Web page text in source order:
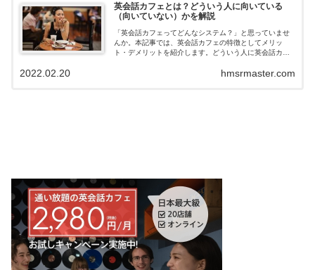
英会話カフェとは？どういう人に向いている
（向いていない）かを解説
「英会話カフェってどんなシステム？」と思っていませ
んか。本記事では、英会話カフェの特徴としてメリッ
ト・デメリットを紹介します。どういう人に英会話カフ
会話カフェを始めてみたいと思っている方は、ぜひ参考
hmsrmaster.com
2022.02.20